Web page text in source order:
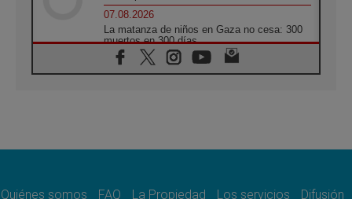
07.08.2026
La matanza de niños en Gaza no cesa: 300
muertos en 300 días
07.08.2026
Tagle: La guerra desfigura el mundo, solo la
como misión al servicio del Evangelio
Quiénes somos FAQ La Propiedad Los servicios Difusión